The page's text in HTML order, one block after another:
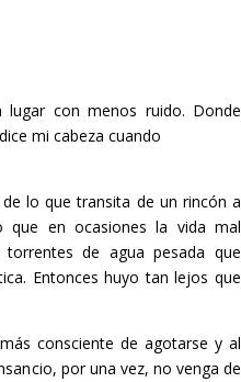
con menos ruido. Donde
mi cabeza cuando
lo que transita de un rincón a
que en ocasiones la vida mal
de agua pesada que
Entonceshuyo tan lejos que
consciente de agotarse y al
por una vez, no venga de